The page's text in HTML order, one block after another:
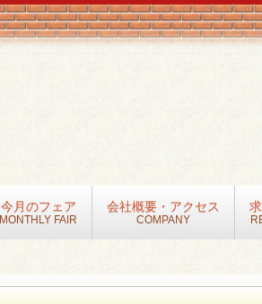
今月のフェア
MONTHLY FAIR
会社概要・アクセス
COMPANY